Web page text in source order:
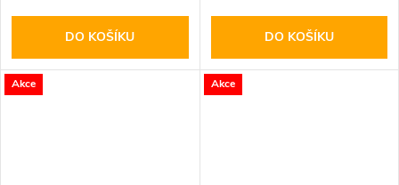
DO KOŠÍKU DO KOŠÍKU
Akce Akce